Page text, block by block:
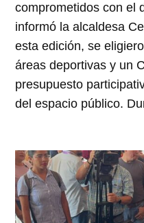
comprometidos con el
informó la alcaldesa
esta edición, se
áreas deportivas y un
presupuesto
del espacio público.